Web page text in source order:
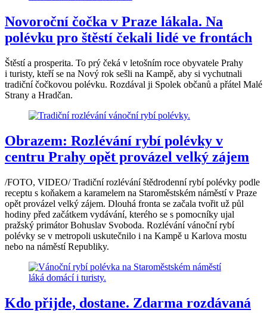
Novoroční čočka v Praze lákala. Na
polévku pro štěstí čekali lidé ve frontách
Štěstí a prosperita. To prý čeká v letošním roce obyvatele Prahy
i turisty, kteří se na Nový rok sešli na Kampě, aby si vychutnali
tradiční čočkovou polévku. Rozdával ji Spolek občanů a přátel Malé
Strany a Hradčan.
Obrazem: Rozlévání rybí polévky v
centru Prahy opět provázel velký zájem
/FOTO, VIDEO/ Tradiční rozlévání štědrodenní rybí polévky podle
receptu s koňakem a karamelem na Staroměstském náměstí v Praze
opět provázel velký zájem. Dlouhá fronta se začala tvořit už půl
hodiny před začátkem vydávání, kterého se s pomocníky ujal
pražský primátor Bohuslav Svoboda. Rozlévání vánoční rybí
polévky se v metropoli uskutečnilo i na Kampě u Karlova mostu
nebo na náměstí Republiky.
Kdo přijde, dostane. Zdarma rozdávaná